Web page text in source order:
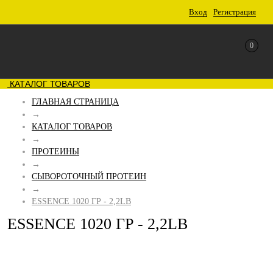
Вход Регистрация
0
КАТАЛОГ ТОВАРОВ
ГЛАВНАЯ СТРАНИЦА
→
КАТАЛОГ ТОВАРОВ
→
ПРОТЕИНЫ
→
СЫВОРОТОЧНЫЙ ПРОТЕИН
→
ESSENCE 1020 ГР - 2,2LB
ESSENCE 1020 ГР - 2,2LB